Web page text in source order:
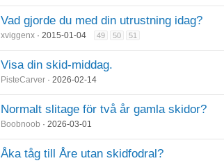
Vad gjorde du med din utrustning idag?
xviggenx 2015-01-04 49 50 51
Visa din skid-middag.
PisteCarver 2026-02-14
Normalt slitage för två år gamla skidor?
Boobnoob 2026-03-01
Åka tåg till Åre utan skidfodral?